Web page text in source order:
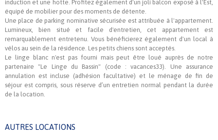
induction et une hotte. Profitez également d'un joli balcon exposé à l'Est,
équipé de mobilier pour des moments de détente.
Une place de parking nominative sécurisée est attribuée à l'appartement.
Lumineux, bien situé et facile d'entretien, cet appartement est
remarquablement entretenu. Vous bénéficierez également d'un local à
vélos au sein de la résidence. Les petits chiens sont acceptés.
Le linge blanc n'est pas fourni mais peut être loué auprès de notre
partenaire "Le Linge du Bassin" (code : vacances33). Une assurance
annulation est incluse (adhésion facultative) et le ménage de fin de
séjour est compris, sous réserve d’un entretien normal pendant la durée
de la location.
AUTRES LOCATIONS